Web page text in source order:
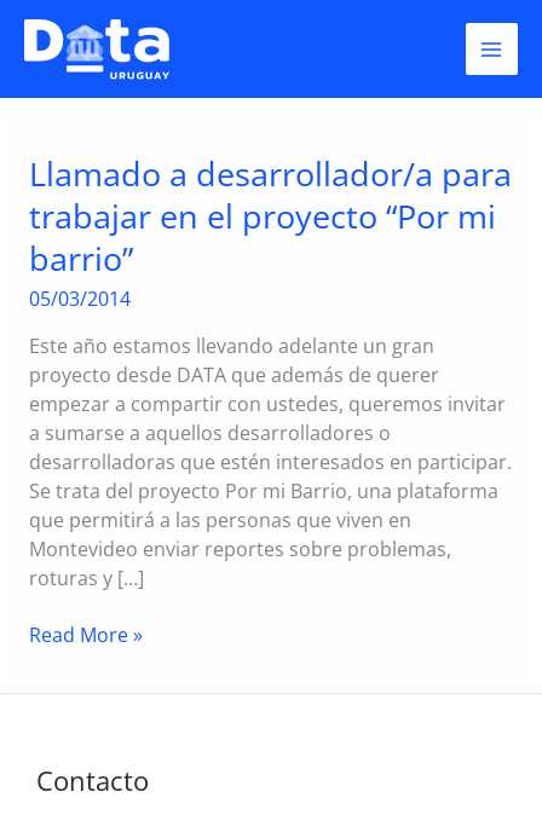
Skip
contentllamado
Llamado a desarrollador/a para
trabajar en el proyecto “Por mi
barrio”
05/03/2014
Este año estamos llevando adelante un gran
proyecto desde DATA que además de querer
empezar a compartir con ustedes, queremos invitar
a sumarse a aquellos desarrolladores o
desarrolladoras que estén interesados en participar.
Se trata del proyecto Por mi Barrio, una plataforma
que permitirá a las personas que viven en
Montevideo enviar reportes sobre problemas,
roturas y […]
Llamado
desarrollador/a
en
Read More »
Contacto